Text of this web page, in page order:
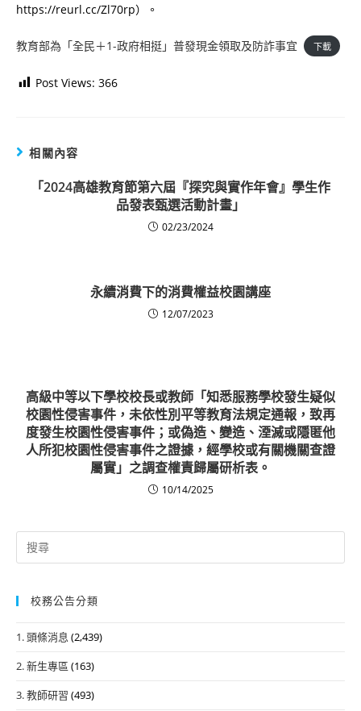
https://reurl.cc/Zl70rp）。
教育部為「全民＋1-政府相挺」普發現金領取及防詐事宜 下載
Post Views: 366
相關內容
「2024高雄教育節第六屆『探究與實作年會』學生作
品發表甄選活動計畫」
02/23/2024
永續消費下的消費權益校園講座
12/07/2023
高級中等以下學校校長或教師「知悉服務學校發生疑似
校園性侵害事件，未依性別平等教育法規定通報，致再
度發生校園性侵害事件；或偽造、變造、湮滅或隱匿他
人所犯校園性侵害事件之證據，經學校或有關機關查證
屬實」之調查權責歸屬研析表。
10/14/2025
Search
for:
校務公告分類
1. 頭條消息 (2,439)
2. 新生專區 (163)
3. 教師研習 (493)